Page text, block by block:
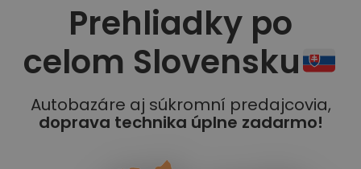
Prehliadky po
celom Slovensku
Autobazáre aj súkromní predajcovia,
doprava technika úplne zadarmo!